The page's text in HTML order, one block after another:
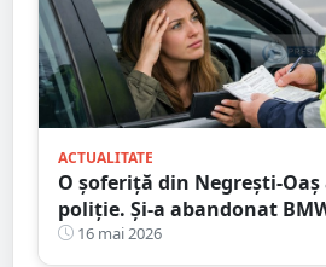
ACTUALITATE
O șoferiță din Negrești-
poliție. Și-a abandonat
printre blocuri
16 mai 2026